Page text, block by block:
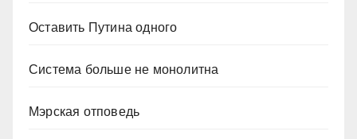
Оставить Путина одного
Система больше не монолитна
Мэрская отповедь